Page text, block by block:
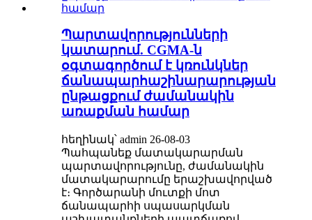
Պարտավորությունների
կատարում. CGMA-ն
օգտագործում է կռունկներ
ճանապարհաշինարարության
ընթացքում ժամանակին
առաքման համար
հեղինակ՝ admin 26-08-03
Պահպանեք մատակարարման
պարտավորությունը, ժամանակին
մատակարարումը երաշխավորված
է։ Գործարանի մուտքի մոտ
ճանապարհի սպասարկման